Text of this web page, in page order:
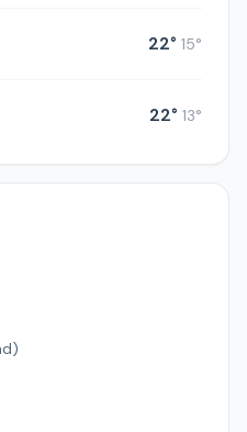
22° 15°
22° 13°